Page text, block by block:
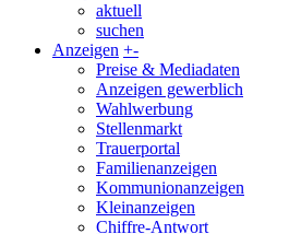
aktuell
suchen
Anzeigen +-
Preise & Mediadaten
Anzeigen gewerblich
Wahlwerbung
Stellenmarkt
Trauerportal
Familienanzeigen
Kommunionanzeigen
Kleinanzeigen
Chiffre-Antwort